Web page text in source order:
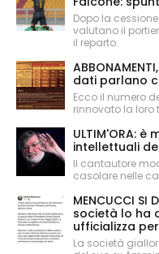
Dopo la
valutano il
il reparto.
dati parlano
Ecco il numero
rinnovato la loro
ULTIM'ORA:
intellettuali
Il cantautore
casolare nelle
MENCUCCI SI
società lo ha
ufficializza
La società